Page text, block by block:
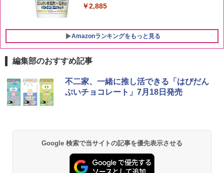
￥6,930
￥2,885
Amazonランキングをもっと見る
1
[山善] スチームオーブンレンジ 25L 一人
暮らし 二人暮らし フラットテーブル ス
チーム調理 自動メニュー19種搭載 角皿
シャープ 過熱水蒸気 オーブンレンジ 23
L 1段調理 ブラック RE-WF232-B シンプ
編集部のおすすめ記事
不二家、一緒に推し活できる「はぴだん
ぶいチョコレート」7月18日発売
Google 検索で当サイトの記事を優先表示させる